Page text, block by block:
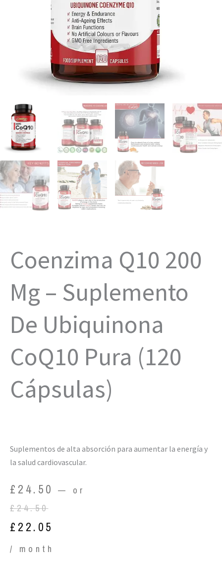
Coenzima Q10 200
Mg – Suplemento
De Ubiquinona
CoQ10 Pura (120
Cápsulas)
Suplementos de alta absorción para aumentar la energía y
la salud cardiovascular.
£ 24.50 —
or
£24.50
Original
price
was:
£ 22.05
Current
price
is:
/ month